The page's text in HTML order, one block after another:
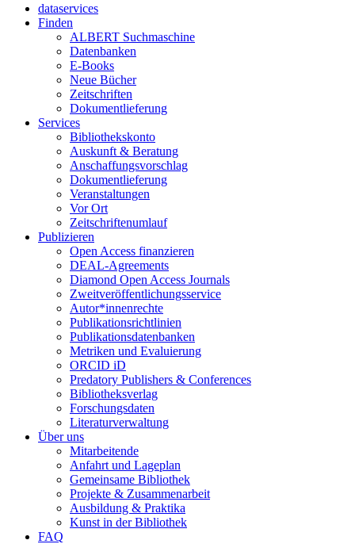
dataservices
Finden
ALBERT Suchmaschine
Datenbanken
E-Books
Neue Bücher
Zeitschriften
Dokumentlieferung
Services
Bibliothekskonto
Auskunft & Beratung
Anschaffungsvorschlag
Dokumentlieferung
Veranstaltungen
Vor Ort
Zeitschriftenumlauf
Publizieren
Open Access finanzieren
DEAL-Agreements
Diamond Open Access Journals
Zweitveröffentlichungsservice
Autor*innenrechte
Publikationsrichtlinien
Publikationsdatenbanken
Metriken und Evaluierung
ORCID iD
Predatory Publishers & Conferences
Bibliotheksverlag
Forschungsdaten
Literaturverwaltung
Über uns
Mitarbeitende
Anfahrt und Lageplan
Gemeinsame Bibliothek
Projekte & Zusammenarbeit
Ausbildung & Praktika
Kunst in der Bibliothek
FAQ